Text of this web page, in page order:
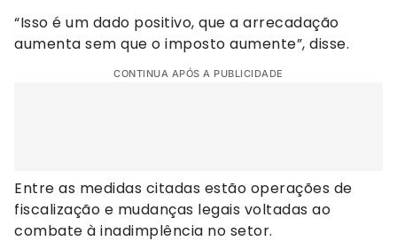
“Isso é um dado positivo, que a arrecadação
aumenta sem que o imposto aumente”, disse.
CONTINUA APÓS A PUBLICIDADE
Entre as medidas citadas estão operações de
fiscalização e mudanças legais voltadas ao
combate à inadimplência no setor.